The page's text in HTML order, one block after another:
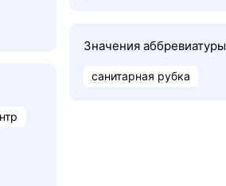
Значения аббревиатуры
санитарная рубка